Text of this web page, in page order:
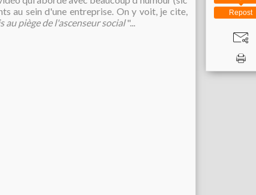
au sein d'une entreprise. On y voit, je cite,
piège de l'ascenseur social"...
Repost